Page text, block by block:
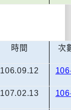
時間 次
106.09.12
107.02.13